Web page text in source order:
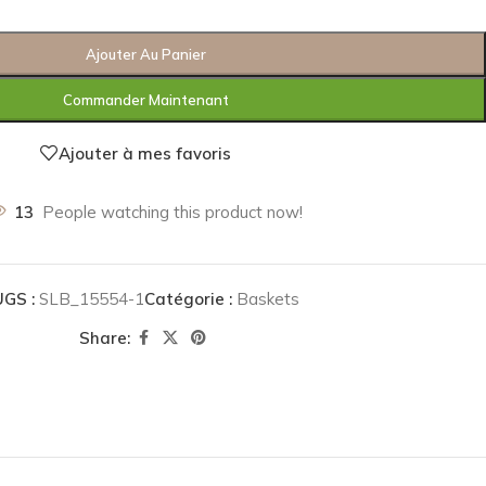
Ajouter Au Panier
Commander Maintenant
Ajouter à mes favoris
13 People watching this product now!
: SLB_15554-1Catégorie : Baskets
Share: